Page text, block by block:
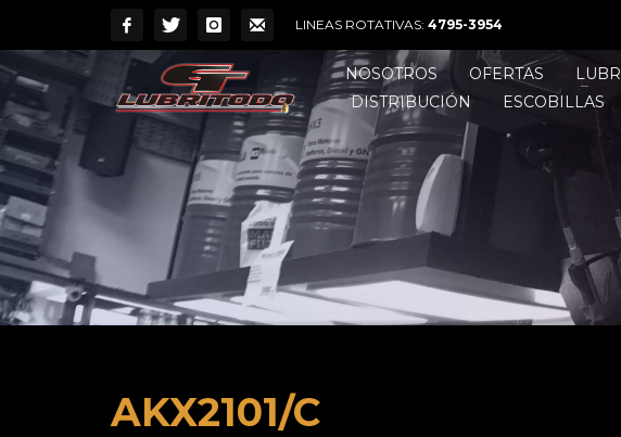
LINEAS ROTATIVAS: 4795-3954
NOSOTROS OFERTAS
DISTRIBUCIÓN
ESCOBILLAS
AKX2101/C